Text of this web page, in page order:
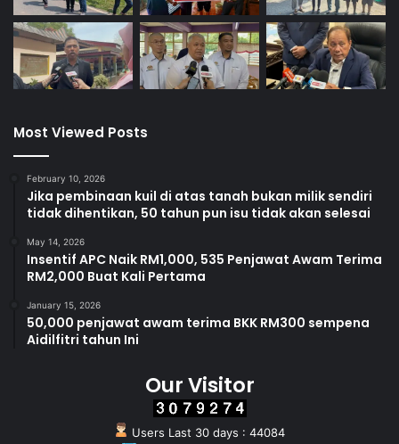
Most Viewed Posts
February 10, 2026
Jika pembinaan kuil di atas tanah bukan milik sendiri
tidak dihentikan, 50 tahun pun isu tidak akan selesai
May 14, 2026
Insentif APC Naik RM1,000, 535 Penjawat Awam Terima
RM2,000 Buat Kali Pertama
January 15, 2026
50,000 penjawat awam terima BKK RM300 sempena
Aidilfitri tahun Ini
Our Visitor
Users Last 30 days : 44084